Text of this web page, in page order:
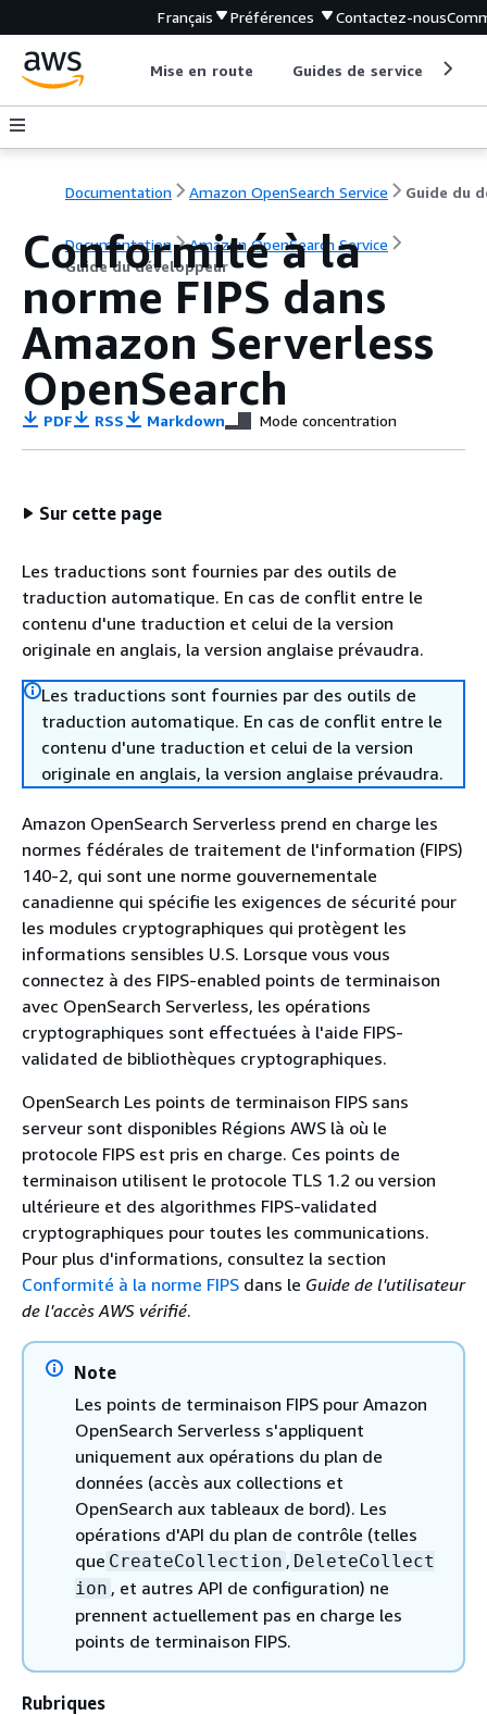
Français Préférences Contactez-nous
Mise en route Guides de service
Documentation Amazon OpenSearch Service
Documentation
Amazon OpenSearch Service
Guide du développeur
Conformité à la
norme FIPS dans
Amazon Serverless
OpenSearch
PDF RSS Markdown Mode concentration
Sur cette page
Les traductions sont fournies par des outils de
traduction automatique. En cas de conflit entre le
contenu d'une traduction et celui de la version
originale en anglais, la version anglaise prévaudra.
Les traductions sont fournies par des outils de
traduction automatique. En cas de conflit entre le
contenu d'une traduction et celui de la version
originale en anglais, la version anglaise prévaudra.
Amazon OpenSearch Serverless prend en charge les
normes fédérales de traitement de l'information (FIPS)
140-2, qui sont une norme gouvernementale
canadienne qui spécifie les exigences de sécurité pour
les modules cryptographiques qui protègent les
informations sensibles U.S. Lorsque vous vous
connectez à des FIPS-enabled points de terminaison
avec OpenSearch Serverless, les opérations
cryptographiques sont effectuées à l'aide FIPS-
validated de bibliothèques cryptographiques.
OpenSearch Les points de terminaison FIPS sans
serveur sont disponibles Régions AWS là où le
protocole FIPS est pris en charge. Ces points de
terminaison utilisent le protocole TLS 1.2 ou version
ultérieure et des algorithmes FIPS-validated
cryptographiques pour toutes les communications.
Pour plus d'informations, consultez la section
Conformité à la norme FIPS dans le Guide de l'utilisateur
de l'accès AWS vérifié.
Note
Les points de terminaison FIPS pour Amazon
OpenSearch Serverless s'appliquent
uniquement aux opérations du plan de
données (accès aux collections et
OpenSearch aux tableaux de bord). Les
opérations d'API du plan de contrôle (telles
que CreateCollection , DeleteCollect
ion , et autres API de configuration) ne
prennent actuellement pas en charge les
points de terminaison FIPS.
Rubriques